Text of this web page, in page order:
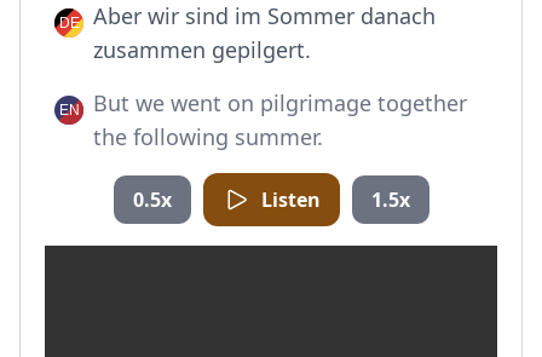
Aber wir sind im Sommer danach
zusammen gepilgert.
But we went on pilgrimage together
the following summer.
0.5x Listen 1.5x